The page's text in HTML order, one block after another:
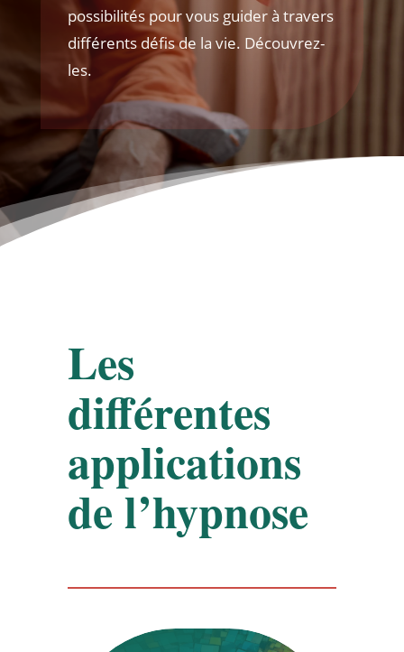
possibilités pour vous guider à travers
différents défis de la vie. Découvrez-
les.
Les
différentes
applications
de l’hypnose